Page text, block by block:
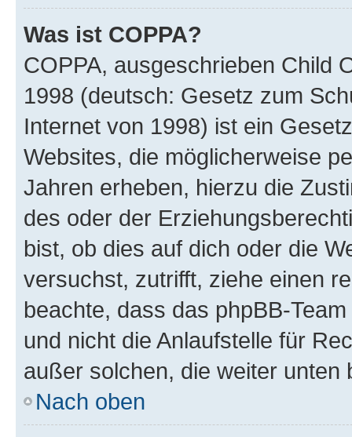
Was ist COPPA?
COPPA, ausgeschrieben Child
1998 (deutsch: Gesetz zum
Internet von 1998) ist ein
Websites, die möglicherweise
Jahren erheben, hierzu die
des oder der
bist, ob dies auf dich oder die
versuchst, zutrifft, ziehe einen
beachte, dass das phpBB-
und nicht die Anlaufstelle für
außer solchen, die weiter unten
Nach oben